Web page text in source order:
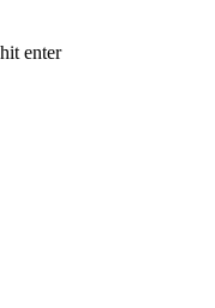
enter